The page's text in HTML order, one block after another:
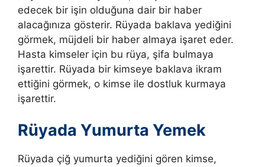
edecek bir işin olduğuna dair bir haber
alacağınıza gösterir. Rüyada baklava yediğini
görmek, müjdeli bir haber almaya işaret eder.
Hasta kimseler için bu rüya, şifa bulmaya
işarettir. Rüyada bir kimseye baklava ikram
ettiğini görmek, o kimse ile dostluk kurmaya
işarettir.
Rüyada Yumurta Yemek
Rüyada çiğ yumurta yediğini gören kimse,